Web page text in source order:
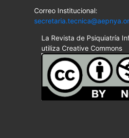
Correo Institucional:
La Revista de Psiquiatría
utiliza Creative Commons